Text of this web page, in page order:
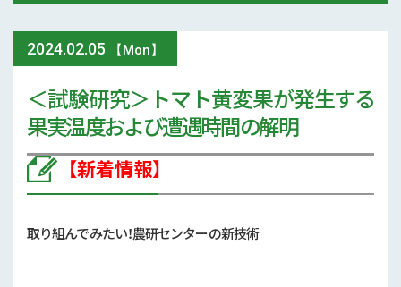
2024.02.05 【Mon】
＜試験研究＞トマト黄変果が発生する
果実温度および遭遇時間の解明
【新着情報】
取り組んでみたい！農研センターの新技術
農業大学校
スマート農業
参考文献
2026年 (74)
2025年 (107)
2024年 (125)
2023年 (139)
2022年 (170)